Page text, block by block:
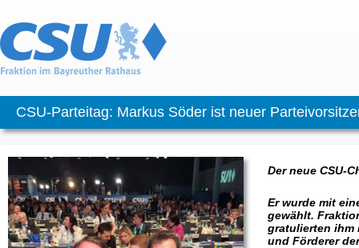
CSU-Parteitag: Markus Söder ist neuer
Der neue CSU-
Er wurde mit
gewählt.
gratulierten ihm
und Förderer